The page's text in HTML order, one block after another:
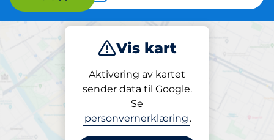
Vis kart
Aktivering av kartet
sender data til Google.
Se
personvernerklæring .
Lading
Lading
Rodeløkka studenthus